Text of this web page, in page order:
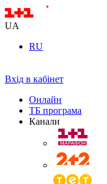
UA
RU
Вхід в кабінет
Онлайн
ТБ програма
Канали